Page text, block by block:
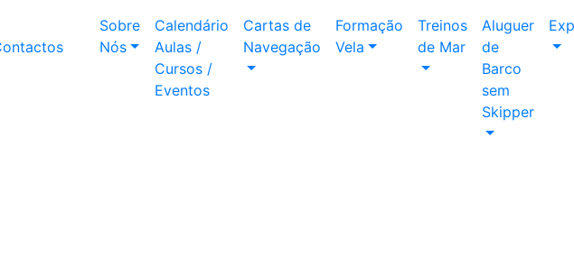
Sobre
Nós
Calendário
Aulas /
Cursos /
Eventos
Cartas de
Navegação
Formação
Vela
Treinos
de Mar
Aluguer
de
Barco
sem
Skipper